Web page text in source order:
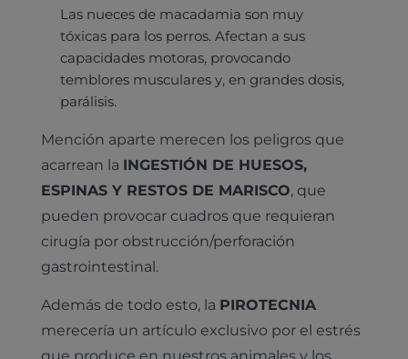
Las nueces de macadamia son muy
tóxicas para los perros. Afectan a sus
capacidades motoras, provocando
temblores musculares y, en grandes dosis,
parálisis.
Mención aparte merecen los peligros que
acarrean la INGESTIÓN DE HUESOS,
ESPINAS Y RESTOS DE MARISCO, que
pueden provocar cuadros que requieran
cirugía por obstrucción/perforación
gastrointestinal.
Además de todo esto, la PIROTECNIA
merecería un artículo exclusivo por el estrés